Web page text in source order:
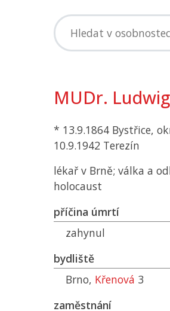
MUDr.
* 13.9.1864 Bystřice,
10.9.1942 Terezín
lékař v Brně; válka a
holocaust
příčina úmrtí
zahynul
bydliště
Brno, Křenová 3
zaměstnání